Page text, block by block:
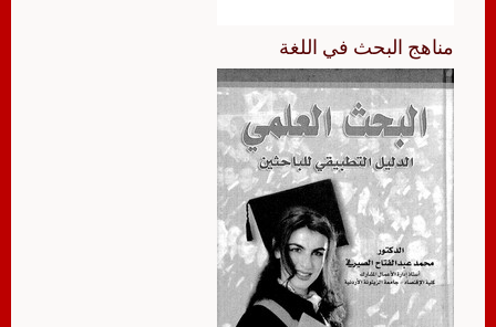
مناهج البحث في اللغة